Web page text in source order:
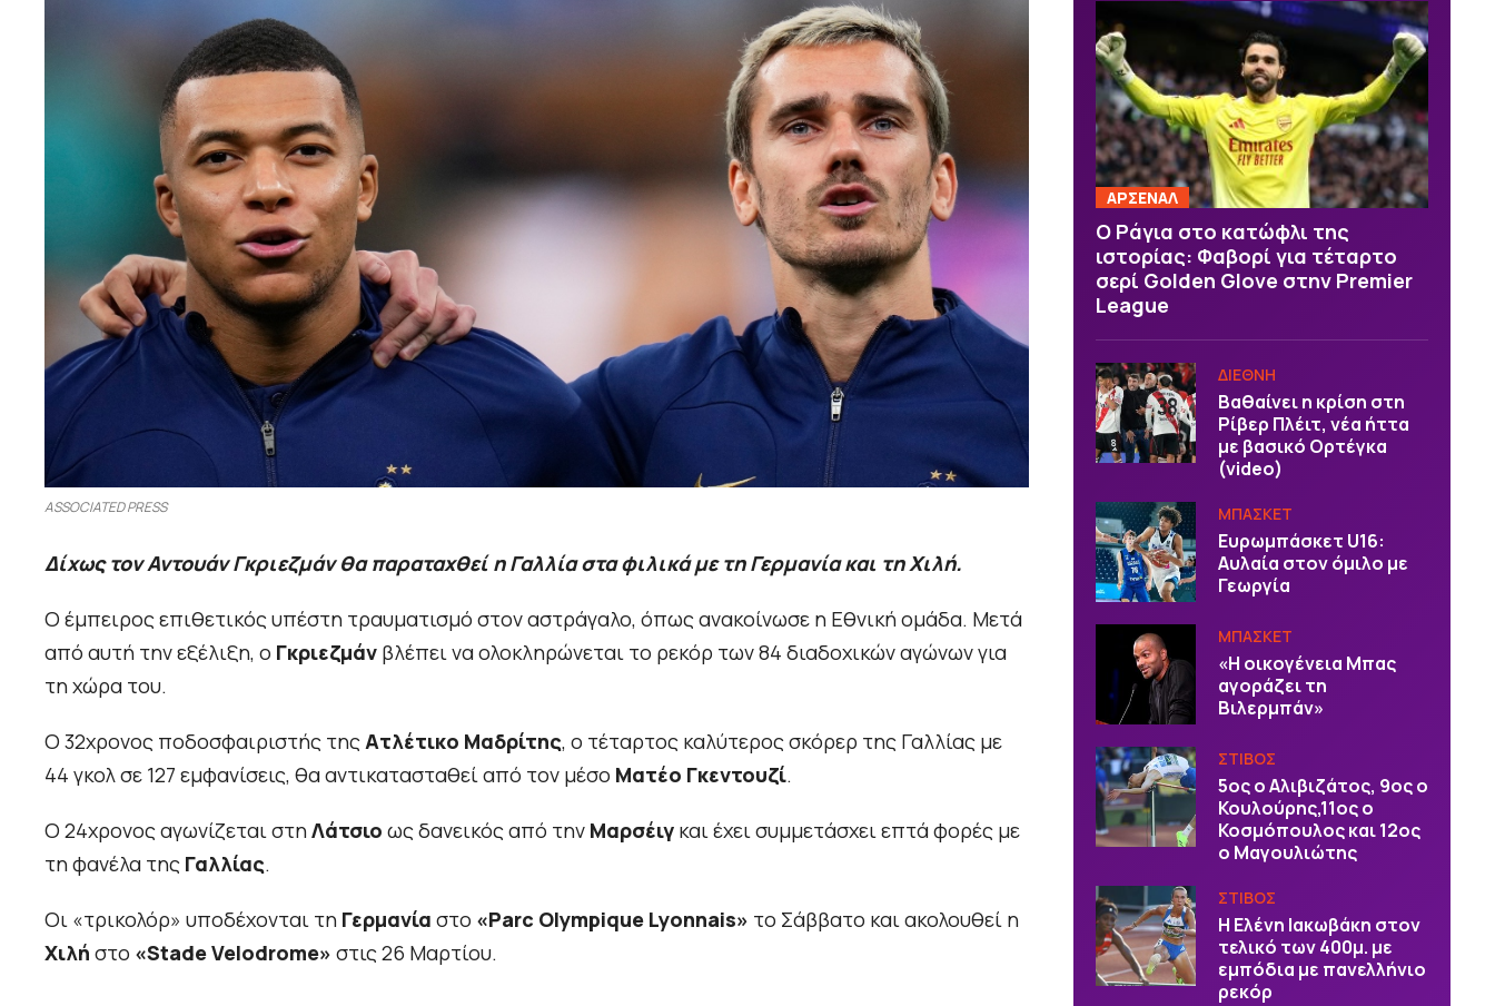
ASSOCIATED PRESS
Δίχως τον Αντουάν Γκριεζμάν θα παραταχθεί η Γαλλία στα φιλικά με τη Γερμανία και τη Χιλή.
Ο έμπειρος επιθετικός υπέστη τραυματισμό στον αστράγαλο, όπως ανακοίνωσε η Εθνική ομάδα. Μετά
από αυτή την εξέλιξη, ο Γκριεζμάν βλέπει να ολοκληρώνεται το ρεκόρ των 84 διαδοχικών αγώνων για
τη χώρα του.
Ο 32χρονος ποδοσφαιριστής τηςΑτλέτικο Μαδρίτης, ο τέταρτος καλύτερος σκόρερ της Γαλλίας με
44 γκολ σε 127 εμφανίσεις, θα αντικατασταθεί από τον μέσο Ματέο Γκεντουζί.
Ο 24χρονος αγωνίζεται στηΛάτσιο ως δανεικός από την Μαρσέιγ και έχει συμμετάσχει επτά φορές με
τη φανέλα της Γαλλίας.
Οι «τρικολόρ» υποδέχονται τη Γερμανία στο «Parc Olympique Lyonnais» το Σάββατο και ακολουθεί η
Χιλή στο «Stade Velodrome» στις 26 Μαρτίου.
ΑΡΣΕΝΑΛ
Ο Ράγια στο κατώφλι της
ιστορίας: Φαβορί για τέταρτο
σερί Golden Glove στην Premier
League
ΔΙΕΘΝΗ
Βαθαίνει η κρίση στη
Ρίβερ Πλέιτ, νέα ήττα
με βασικό Ορτέγκα
(video)
ΜΠΑΣΚΕΤ
Ευρωμπάσκετ U16:
Αυλαία στον όμιλο με
Γεωργία
ΜΠΑΣΚΕΤ
«Η οικογένεια Μπας
αγοράζει τη
Βιλερμπάν»
ΣΤΙΒΟΣ
5ος ο Αλιβιζάτος, 9ος ο
Κουλούρης,11ος ο
Κοσμόπουλος και 12ος
ο Μαγουλιώτης
ΣΤΙΒΟΣ
Η Ελένη Ιακωβάκη στον
τελικό των 400μ. με
εμπόδια με πανελλήνιο
ρεκόρ